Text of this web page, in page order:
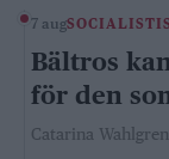
7 aug
Bältros
för den
Catarina Wahlgren